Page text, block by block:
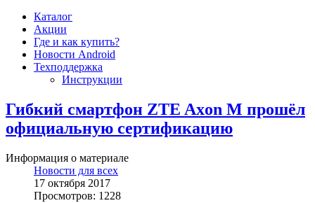
Каталог
Акции
Где и как купить?
Новости Android
Техподдержка
Инструкции
Гибкий смартфон ZTE Axon M прошёл
официальную сертификацию
Информация о материале
Новости для всех
17 октября 2017
Просмотров: 1228